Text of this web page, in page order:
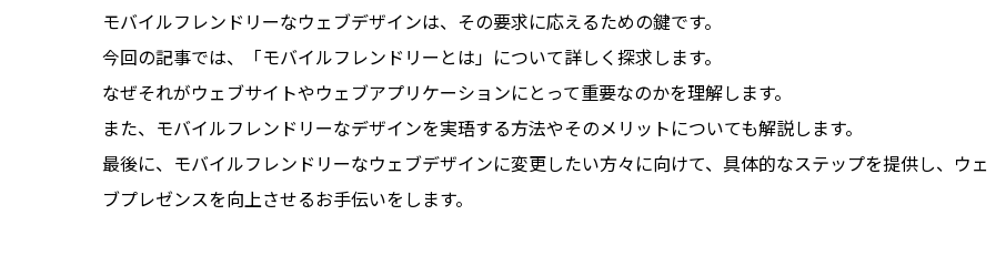
モバイルフレンドリーなウェブデザインは、その要求に応えるための鍵です。
今回の記事では、「モバイルフレンドリーとは」について詳しく探求します。
なぜそれがウェブサイトやウェブアプリケーションにとって重要なのかを理解します。
また、モバイルフレンドリーなデザインを実珸する方法やそのメリットについても解説します。
最後に、モバイルフレンドリーなウェブデザインに変更したい方々に向けて、具体的なステップを提供し、ウェ
ブプレゼンスを向上させるお手伝いをします。